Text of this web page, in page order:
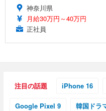
神奈川県
月給30万円～40万円
正社員
注目の話題 iPhone 16
Google Pixel 9 韓国ドラ